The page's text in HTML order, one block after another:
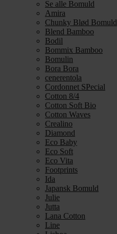
Se alle Bomuld
Amira
Chunky Blød Bomuld
Blend Bamboo
Bodil
Bommix Bamboo
Bomulin
Bora Bora
cenerentola
Cordonnet SPecial
Cotton 8/4
Cotton Soft Bio
Cotton Waves
Crealino
Diamond
Eco Baby
Eco Soft
Eco Vita
Footprints
Ida
Japansk Bomuld
Julie
Jutta
Lana Cotton
Line